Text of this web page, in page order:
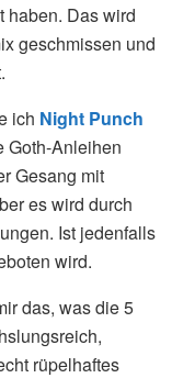
haben. Das wird
geschmissen und
ich Night Punch
Goth-Anleihen
Gesang mit
es wird durch
Ist jedenfalls
wird.
das, was die 5
rüpelhaftes